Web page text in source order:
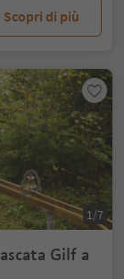
Scopri di più
1/7
Gilf a